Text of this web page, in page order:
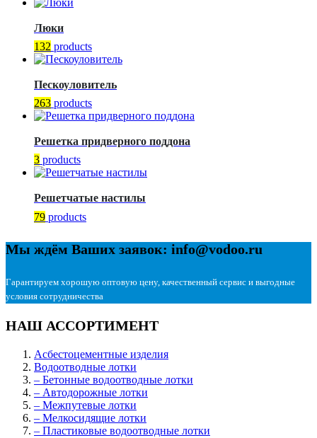
Люки
132 products
Пескоуловитель
263 products
Решетка придверного поддона
3 products
Решетчатые настилы
79 products
Мы ждём Ваших заявок: info@vodoo.ru
Гарантируем хорошую оптовую цену, качественный сервис и выгодные
условия сотрудничества
НАШ АССОРТИМЕНТ
Асбестоцементные изделия
Водоотводные лотки
– Бетонные водоотводные лотки
– Автодорожные лотки
– Межпутевые лотки
– Мелкосидящие лотки
– Пластиковые водоотводные лотки